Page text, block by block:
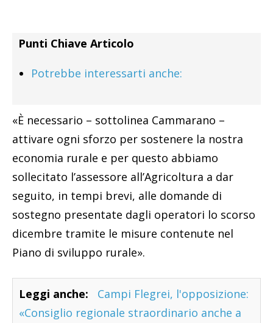
Punti Chiave Articolo
Potrebbe interessarti anche:
«È necessario – sottolinea Cammarano –
attivare ogni sforzo per sostenere la nostra
economia rurale e per questo abbiamo
sollecitato l’assessore all’Agricoltura a dar
seguito, in tempi brevi, alle domande di
sostegno presentate dagli operatori lo scorso
dicembre tramite le misure contenute nel
Piano di sviluppo rurale».
Leggi anche:
Campi Flegrei, l'opposizione:
«Consiglio regionale straordinario anche a